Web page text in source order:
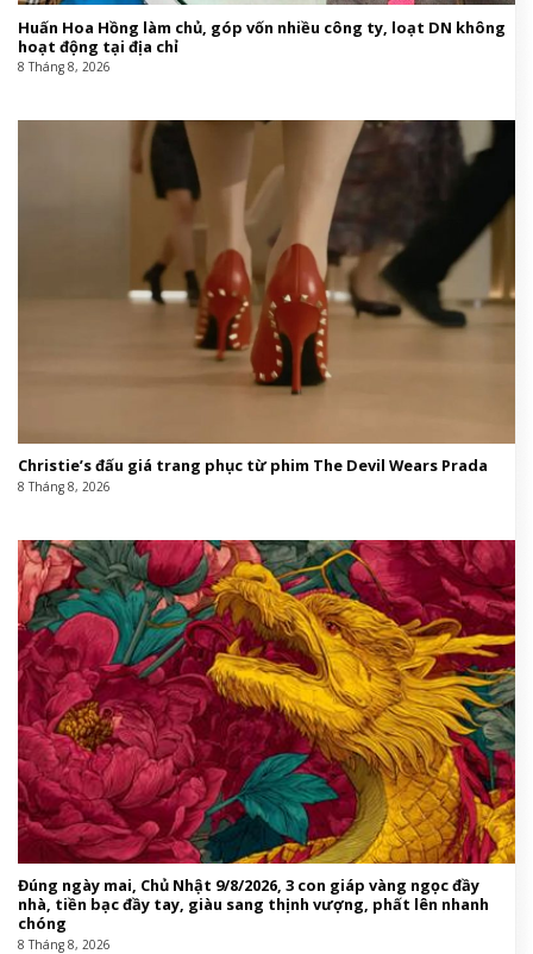
Huấn Hoa Hồng làm chủ, góp vốn nhiều công ty, loạt DN không
hoạt động tại địa chỉ
8 Tháng 8, 2026
Christie’s đấu giá trang phục từ phim The Devil Wears Prada
8 Tháng 8, 2026
Đúng ngày mai, Chủ Nhật 9/8/2026, 3 con giáp vàng ngọc đầy
nhà, tiền bạc đầy tay, giàu sang thịnh vượng, phất lên nhanh
chóng
8 Tháng 8, 2026